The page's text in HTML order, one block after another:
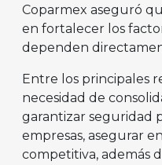
Coparmex aseguró
en fortalecer los
dependen
Entre los principales
necesidad de
garantizar seguridad
empresas, asegurar
competitiva, además